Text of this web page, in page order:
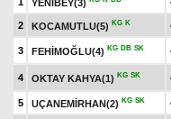
YENİBEY(3)
2 KOCAMUTLU(5) KG K
3 FEHİMOĞLU(4) KG DB SK
4 OKTAY KAHYA(1) KG SK
5 UÇANEMİRHAN(2) KG SK